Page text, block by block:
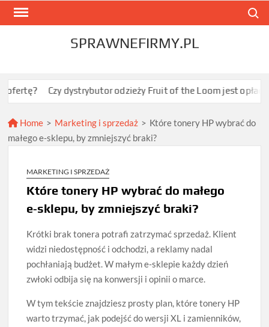
Skip
SPRAWNEFIRMY.PL
Czy dystrybutor odzieży Fruit of the Loom jest opłacalny dla
Home > Marketing i sprzedaż > Które tonery HP wybrać do
małego e‑sklepu, by zmniejszyć braki?
MARKETING I SPRZEDAŻ
Które tonery HP wybrać do małego
e‑sklepu, by zmniejszyć braki?
Krótki brak tonera potrafi zatrzymać sprzedaż. Klient
widzi niedostępność i odchodzi, a reklamy nadal
pochłaniają budżet. W małym e‑sklepie każdy dzień
zwłoki odbija się na konwersji i opinii o marce.
W tym tekście znajdziesz prosty plan, które tonery HP
warto trzymać, jak podejść do wersji XL i zamienników,